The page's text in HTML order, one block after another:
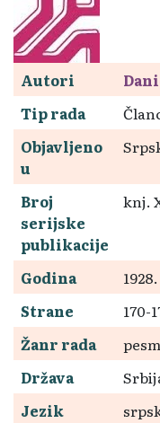
Autori
Tip rada
Objavljeno
u
Broj
serijske
publikacije
knj.
Godina
1928.
Strane
170-
Žanr rada
Država
Jezik